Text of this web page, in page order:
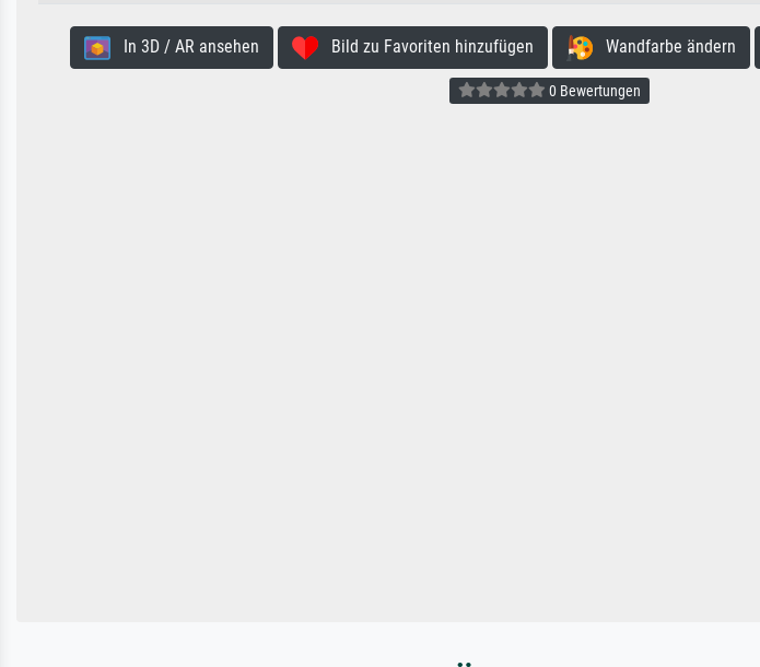
In 3D / AR ansehen Bild zu Favoriten hinzufügen Wandfarbe ändern
0 Bewertungen